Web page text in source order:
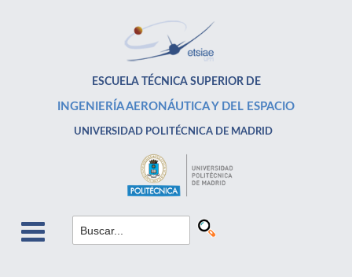
ESCUELA TÉCNICA SUPERIOR DE
INGENIERÍA AERONÁUTICA Y DEL ESPACIO
UNIVERSIDAD POLITÉCNICA DE MADRID